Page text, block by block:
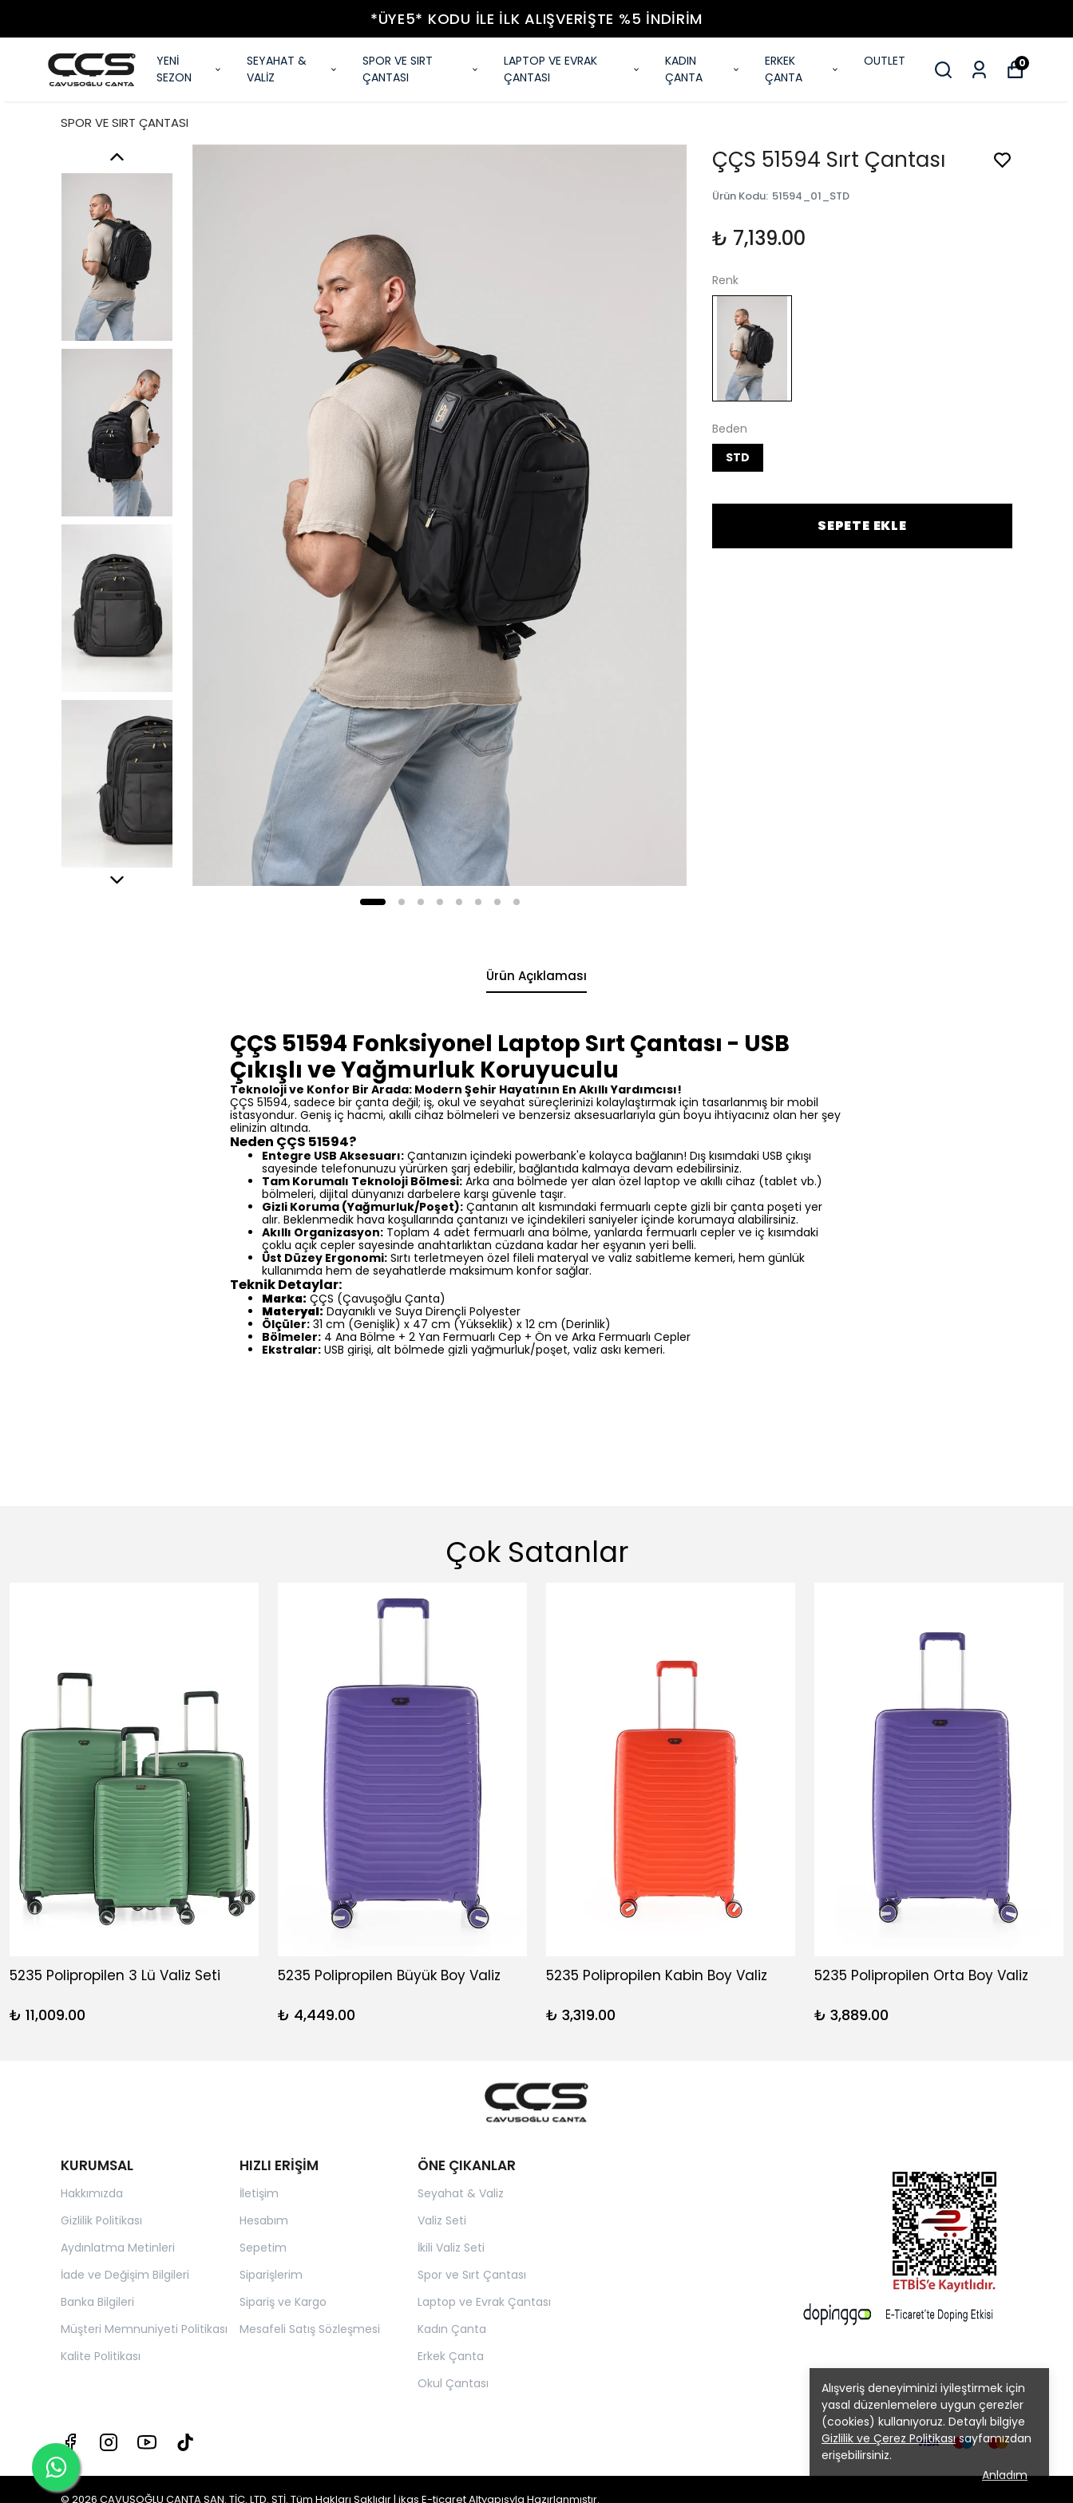
*ÜYE5* KODU ILE İLK ALIŞVERIŞTE %5 İNDIRIM
YENİ
SEZON
SEYAHAT &
VALİZ
SPOR VE SIRT
ÇANTASI
LAPTOP VE EVRAK
ÇANTASI
KADIN
ÇANTA
ERKEK
ÇANTA
OUTLET 0
Alışveriş deneyiminizi iyileştirmek için
yasal düzenlemelere uygun çerezler
(cookies) kullanıyoruz. Detaylı bilgiye
Gizlilik ve Çerez Politikasısayfamızdan
erişebilirsiniz.
Anladım
SPOR VE SIRT ÇANTASI
ÇÇS 51594 Sırt Çantası
Ürün Kodu: 51594_01_STD
₺ 7,139.00
Renk
Beden
STD
SEPETE EKLE
Ürün Açıklaması
ÇÇS 51594 Fonksiyonel Laptop Sırt Çantası - USB
Çıkışlı ve Yağmurluk Koruyuculu
Teknoloji ve Konfor Bir Arada: Modern Şehir Hayatının En Akıllı Yardımcısı!
ÇÇS 51594, sadece bir çanta değil; iş, okul ve seyahat süreçlerinizi kolaylaştırmak için tasarlanmış bir mobil
istasyondur. Geniş iç hacmi, akıllı cihaz bölmeleri ve benzersiz aksesuarlarıyla gün boyu ihtiyacınız olan her şey
elinizin altında.
Neden ÇÇS 51594?
Entegre USB Aksesuarı: Çantanızın içindeki powerbank'e kolayca bağlanın! Dış kısımdaki USB çıkışı
sayesinde telefonunuzu yürürken şarj edebilir, bağlantıda kalmaya devam edebilirsiniz.
Tam Korumalı Teknoloji Bölmesi: Arka ana bölmede yer alan özel laptop ve akıllı cihaz (tablet vb.)
bölmeleri, dijital dünyanızı darbelere karşı güvenle taşır.
Gizli Koruma (Yağmurluk/Poşet): Çantanın alt kısmındaki fermuarlı cepte gizli bir çanta poşeti yer
alır. Beklenmedik hava koşullarında çantanızı ve içindekileri saniyeler içinde korumaya alabilirsiniz.
Akıllı Organizasyon: Toplam 4 adet fermuarlı ana bölme, yanlarda fermuarlı cepler ve iç kısımdaki
çoklu açık cepler sayesinde anahtarlıktan cüzdana kadar her eşyanın yeri belli.
Üst Düzey Ergonomi: Sırtı terletmeyen özel fileli materyal ve valiz sabitleme kemeri, hem günlük
kullanımda hem de seyahatlerde maksimum konfor sağlar.
Teknik Detaylar:
Marka: ÇÇS (Çavuşoğlu Çanta)
Materyal: Dayanıklı ve Suya Dirençli Polyester
Ölçüler: 31 cm (Genişlik) x 47 cm (Yükseklik) x 12 cm (Derinlik)
Bölmeler: 4 Ana Bölme + 2 Yan Fermuarlı Cep + Ön ve Arka Fermuarlı Cepler
Ekstralar: USB girişi, alt bölmede gizli yağmurluk/poşet, valiz askı kemeri.
Çok Satanlar
5235 Polipropilen 3 Lü Valiz Seti
₺ 11,009.00
5235 Polipropilen Büyük Boy Valiz
₺ 4,449.00
5235 Polipropilen Kabin Boy Valiz
₺ 3,319.00
5235 Polipropilen Orta Boy Valiz
₺ 3,889.00
KURUMSAL
Hakkımızda
Gizlilik Politikası
Aydınlatma Metinleri
İade ve Değişim Bilgileri
Banka Bilgileri
Müşteri Memnuniyeti Politikası
Kalite Politikası
HIZLI ERİŞİM
İletişim
Hesabım
Sepetim
Siparişlerim
Sipariş ve Kargo
Mesafeli Satış Sözleşmesi
ÖNE ÇIKANLAR
Seyahat & Valiz
Valiz Seti
İkili Valiz Seti
Spor ve Sırt Çantası
Laptop ve Evrak Çantası
Kadın Çanta
Erkek Çanta
Okul Çantası
© 2026 ÇAVUŞOĞLU ÇANTA SAN. TİC. LTD. ŞTİ. Tüm Hakları Saklıdır | ikas E-ticaret Altyapısyla Hazırlanmıştır.